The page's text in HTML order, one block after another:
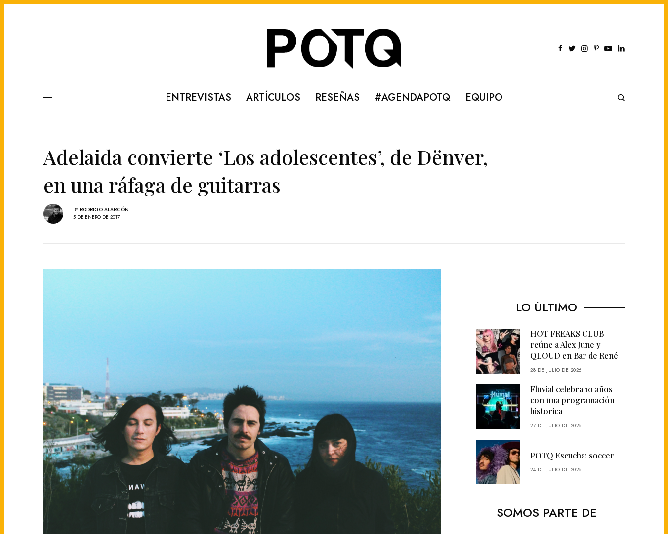
ENTREVISTAS ARTÍCULOS RESEÑAS #AGENDAPOTQ EQUIPO
Adelaida convierte ‘Los adolescentes’, de Dënver,
en una ráfaga de guitarras
BY RODRIGO ALARCÓN
5 DE ENERO DE 2017
LO ÚLTIMO
HOT FREAKS CLUB
reúne a Alex June y
QLOUD en Bar de René
28 DE JULIO DE 2026
Fluvial celebra 10 años
con una programación
historica
27 DE JULIO DE 2026
POTQ Escucha: soccer
24 DE JULIO DE 2026
SOMOS PARTE DE